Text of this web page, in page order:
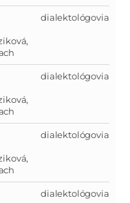
dialektológovia
dialektológovia
dialektológovia
dialektológovia